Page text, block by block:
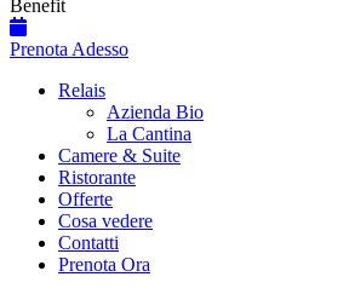
Benefit
Prenota Adesso
Main
navigation
Relais
Azienda Bio
La Cantina
Camere & Suite
Ristorante
Offerte
Cosa vedere
Contatti
Prenota Ora